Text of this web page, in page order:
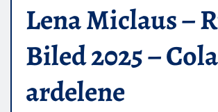
Lena Miclaus –
Biled 2025 –
ardelene